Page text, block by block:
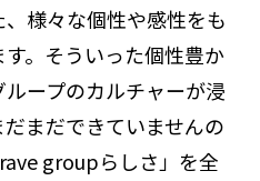
様々な個性や感性をも
。そういった個性豊か
ープのカルチャーが浸
まだできていませんの
groupらしさ」を全